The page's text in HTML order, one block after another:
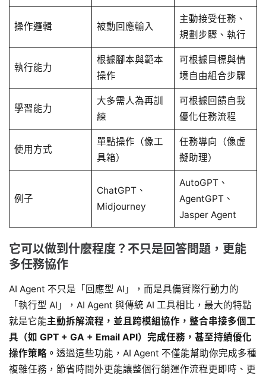
操作邏輯 被動回應輸入
主動接受任務、
規劃步驟、執行
執行能力
根據腳本與範本
操作
可根據目標與情
境自由組合步驟
學習能力
大多需人為再訓
練
可根據回饋自我
優化任務流程
使用方式
單點操作（像工
具箱）
任務導向（像虛
擬助理）
例子
ChatGPT、
Midjourney
AutoGPT、
AgentGPT、
Jasper Agent
它可以做到什麼程度？不只是回答問題，更能
多任務協作
AI Agent 不只是「回應型 AI」，而是具備實際行動力的
「執行型 AI」，AI Agent 與傳統 AI 工具相比，最大的特點
就是它能主動拆解流程，並且跨模組協作，整合串接多個工
具（如 GPT + GA + Email API）完成任務，甚至持續優化
操作策略。 透過這些功能，AI Agent 不僅能幫助你完成多種
複雜任務，節省時間外更能讓整個行銷運作流程更即時、更